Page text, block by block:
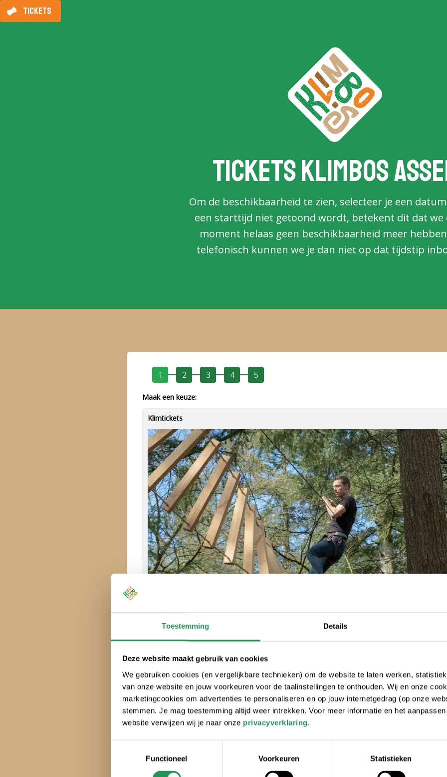
Toestemming Details
Deze website maakt gebruik van cookies
We gebruiken cookies (en vergelijkbare technieken) om de website te laten werken,
van onze website en jouw voorkeuren voor de taalinstellingen te onthouden. Wij en onze
marketingcookies om advertenties te personaliseren en op jouw internetgedrag (op onze
stemmen. Je mag toestemming altijd weer intrekken. Voor meer informatie en het
website verwijzen wij je naar onze privacyverklaring.
Functioneel
Voorkeuren Statistieken
TICKETS
Tickets Klimbos
Om de beschikbaarheid te zien, selecteer je een
een starttijd niet getoond wordt, betekent dit dat we
moment helaas geen beschikbaarheid meer
telefonisch kunnen we je dan niet op dat tijdstip
1 2 3 4 5
Maak een keuze:
Klimtickets
?
Klimtickets
Kinderfeest